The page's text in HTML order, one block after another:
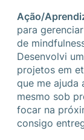
Ação/
para
de
Desenvolvi
projetos em
que me ajuda
mesmo sob
focar na
consigo